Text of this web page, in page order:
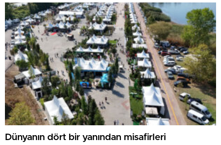
Dünyanın dört bir yanından misafirleri